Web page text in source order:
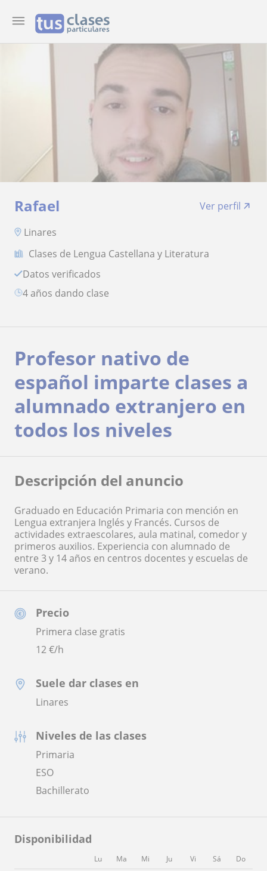
Rafael
Ver perfil
Linares
Clases de Lengua Castellana y Literatura
Datos verificados
4 años dando clase
Precio
Primera clase gratis
12€/h
Suele dar clases en
Linares
Niveles de las clases
Primaria
ESO
Bachillerato
Disponibilidad
Lu Ma Mi Ju Vi Sá Do
Profesor nativo de
español imparte clases a
alumnado extranjero en
todos los niveles
Descripción del anuncio
Graduado en Educación Primaria con mención en
Lengua extranjera Inglés y Francés. Cursos de
actividades extraescolares, aula matinal, comedor y
primeros auxilios. Experiencia con alumnado de
entre 3 y 14 años en centros docentes y escuelas de
verano.